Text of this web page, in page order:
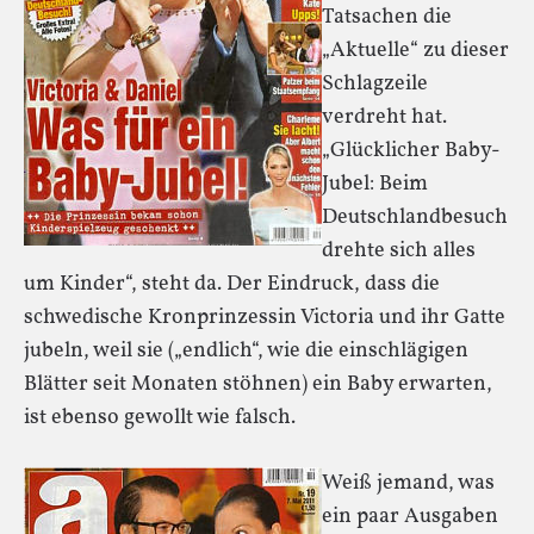
Tatsachen die
„Aktuelle“ zu dieser
Schlagzeile
verdreht hat.
„Glücklicher Baby-
Jubel: Beim
Deutschlandbesuch
drehte sich alles
um Kinder“, steht da. Der Eindruck, dass die
schwedische Kronprinzessin Victoria und ihr Gatte
jubeln, weil sie („endlich“, wie die einschlägigen
Blätter seit Monaten stöhnen) ein Baby erwarten,
ist ebenso gewollt wie falsch.
Weiß jemand, was
ein paar Ausgaben